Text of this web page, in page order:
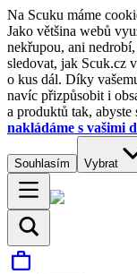
Na Scuku máme
Jako většina webů
nekřupou, ani
sledovat, jak Scuk.cz
o kus dál. Díky
navíc přizpůsobit i
a produktů tak,
nakládáme s vašimi
Souhlasím Vybrat